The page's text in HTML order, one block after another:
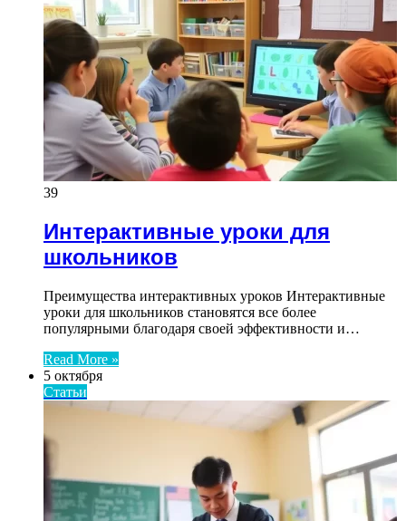
39
Интерактивные уроки для
школьников
Преимущества интерактивных уроков Интерактивные
уроки для школьников становятся все более
популярными благодаря своей эффективности и…
Read More »
5 октября
Статьи